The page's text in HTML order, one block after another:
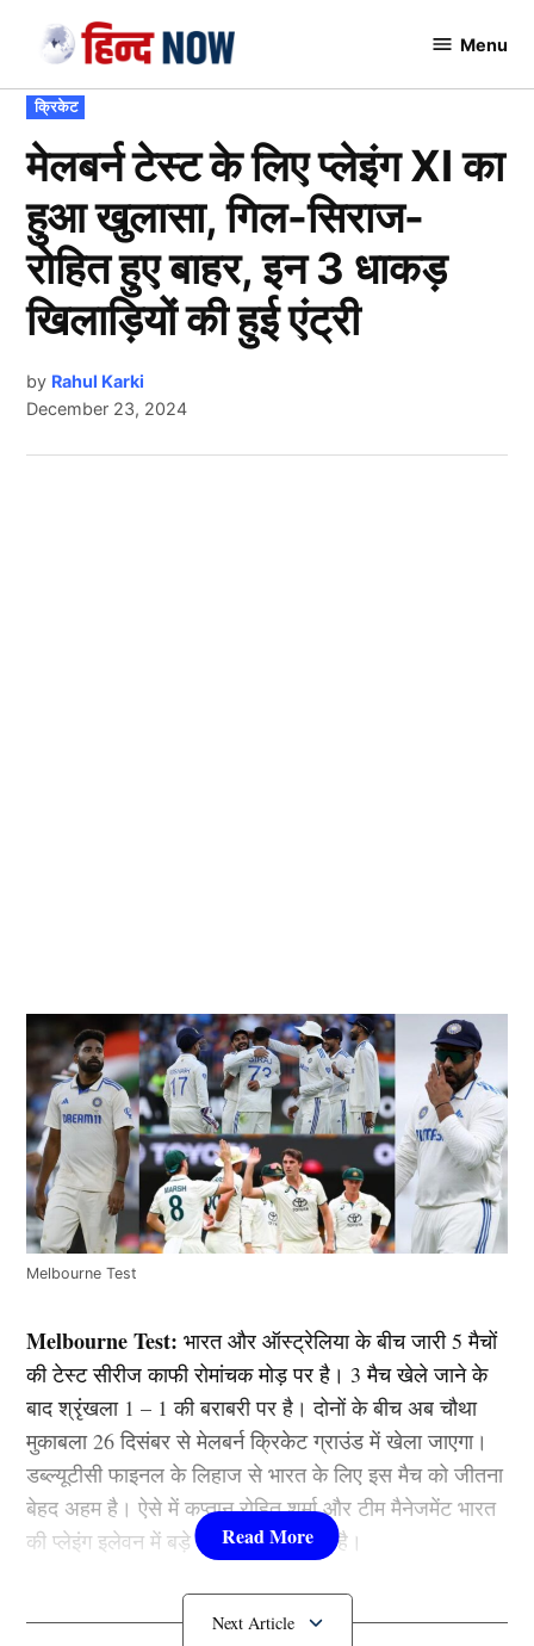
content
Menu
POSTED
IN
क्रिकेट
मेलबर्न टेस्ट के लिए प्लेइंग XI का
हुआ खुलासा, गिल-सिराज-
रोहित हुए बाहर, इन 3 धाकड़
खिलाड़ियों की हुई एंट्री
by Rahul Karki
December 23, 2024
Melbourne Test
Melbourne Test: भारत और ऑस्ट्रेलिया के बीच जारी 5 मैचों
की टेस्ट सीरीज काफी रोमांचक मोड़ पर है। 3 मैच खेले जाने के
बाद श्रृंखला 1 – 1 की बराबरी पर है। दोनों के बीच अब चौथा
मुकाबला 26 दिसंबर से मेलबर्न क्रिकेट ग्राउंड में खेला जाएगा।
डब्ल्यूटीसी फाइनल के लिहाज से भारत के लिए इस मैच को जीतना
बेहद अहम है। ऐसे में कप्तान रोहित शर्मा और टीम मैनेजमेंट भारत
की प्लेइंग इलेवन में बड़े बदलाव कर सकती है।
3 खिलाड़ियों की होगी एंट्री